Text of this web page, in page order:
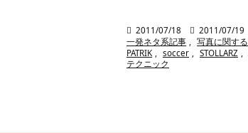
 2011/07/18  2011/07/19
一発ネタ系記事 , 写真に関する
PATRIK , soccer , STOLLARZ ,
テクニック